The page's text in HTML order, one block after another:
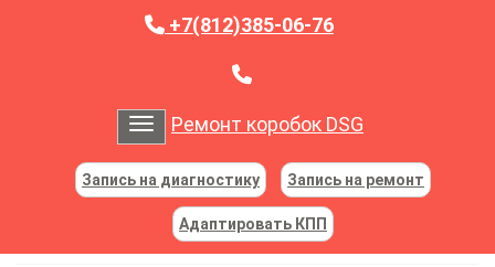
+7(812)385-06-76
Toggle navigation
Ремонт коробок DSG
Запись на диагностику Запись на ремонт
Адаптировать КПП